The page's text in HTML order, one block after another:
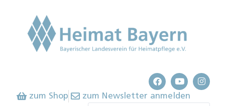
zum Shop zum Newsletter anmelden